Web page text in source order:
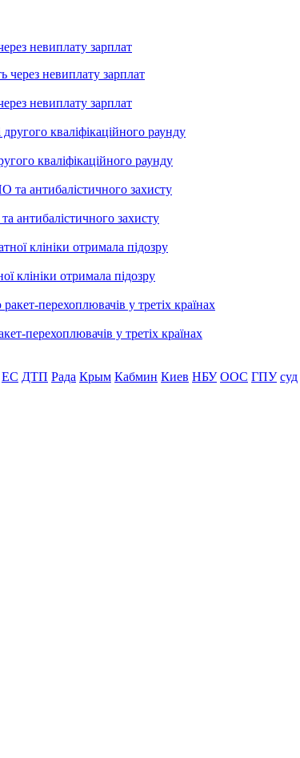
невиплату зарплат
невиплату зарплат
кваліфікаційного раунду
антибалістичного захисту
клініки отримала підозру
перехоплювачів у третіх країнах
ЕС ДТП Рада Крым Кабмин Киев НБУ ООС ГПУ суд